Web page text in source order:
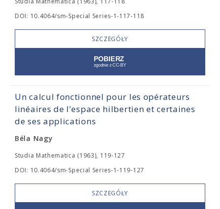
DOI: 10.4064/sm-Special Series-1-117-118
SZCZEGÓŁY
Un calcul fonctionnel pour les opérateurs
linéaires de l'espace hilbertien et certaines
de ses applications
Béla Nagy
Studia Mathematica (1963), 119-127
DOI: 10.4064/sm-Special Series-1-119-127
SZCZEGÓŁY